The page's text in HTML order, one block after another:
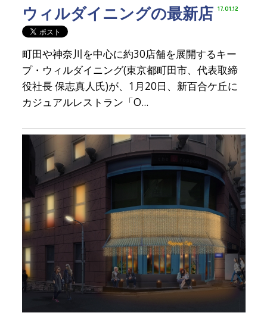
ウィルダイニングの最新店 17.01.12
町田や神奈川を中心に約30店舗を展開するキー
プ・ウィルダイニング(東京都町田市、代表取締
役社長 保志真人氏)が、1月20日、新百合ケ丘に
カジュアルレストラン「O...